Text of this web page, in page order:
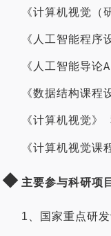
《计算机视觉（
《人工智能程
《人工智能导论A
《数据结构课程
《计算机视觉》
《计算机视觉课
◆ 主要参与科研项
1、国家重点研